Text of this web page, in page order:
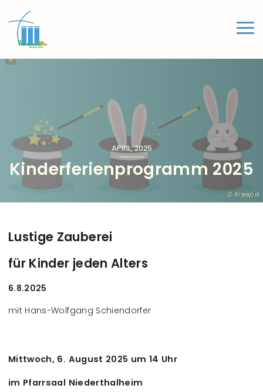
Freepik
APRIL, 2025
Kinderferienprogramm 2025
Lustige Zauberei
für Kinder jeden Alters
6.8.2025
mit Hans-Wolfgang Schiendorfer
Mittwoch, 6. August 2025 um 14 Uhr
im Pfarrsaal Niederthalheim